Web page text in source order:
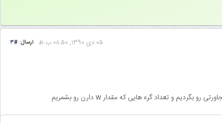
ارسال: #۳ ۰۵ دى ۱۳۹۰, ۰۸:۵۰ ب.ظ